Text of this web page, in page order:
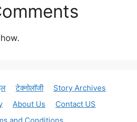
टेक्नोलॉजी
Story Archives
About Us
Contact US